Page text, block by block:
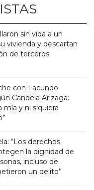
sin vida a un
vivienda y descartan
de terceros
con Facundo
Candela Arizaga:
mía y ni siquiera
“Los derechos
la dignidad de
incluso de
un delito”